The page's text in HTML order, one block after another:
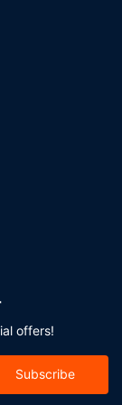
дням с
offers!
Subscribe